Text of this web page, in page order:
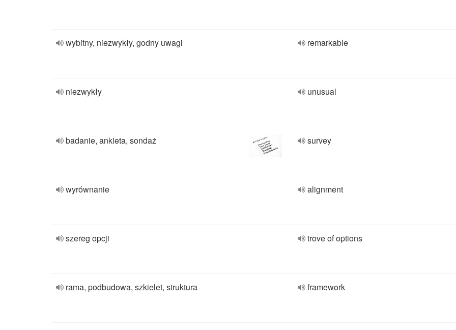
wybitny, niezwykły, godny uwagi remarkable
niezwykły unusual
badanie, ankieta, sondaż survey
wyrównanie alignment
szereg opcji trove of options
rama, podbudowa, szkielet, struktura framework